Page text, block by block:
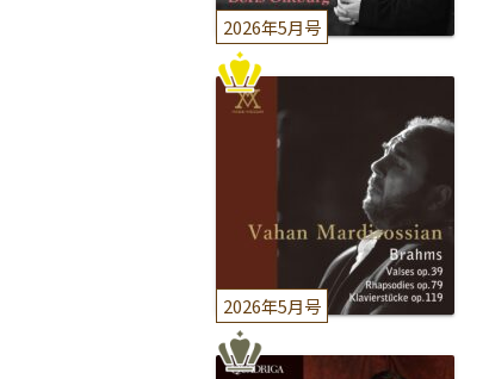
2026年5月号
2026年5月号